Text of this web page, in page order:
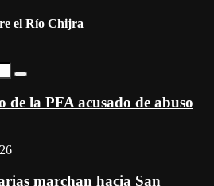
el Río Chijra
Search
la PFA acusado de abuso
marchan hacia San